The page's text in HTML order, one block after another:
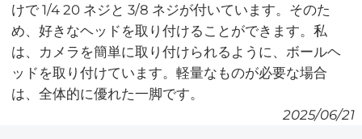
けで 1/4 20 ネジと 3/8 ネジが付いています。そのた
め、好きなヘッドを取り付けることができます。私
は、カメラを簡単に取り付けられるように、ボールヘ
ッドを取り付けています。軽量なものが必要な場合
は、全体的に優れた一脚です。
2025/06/21